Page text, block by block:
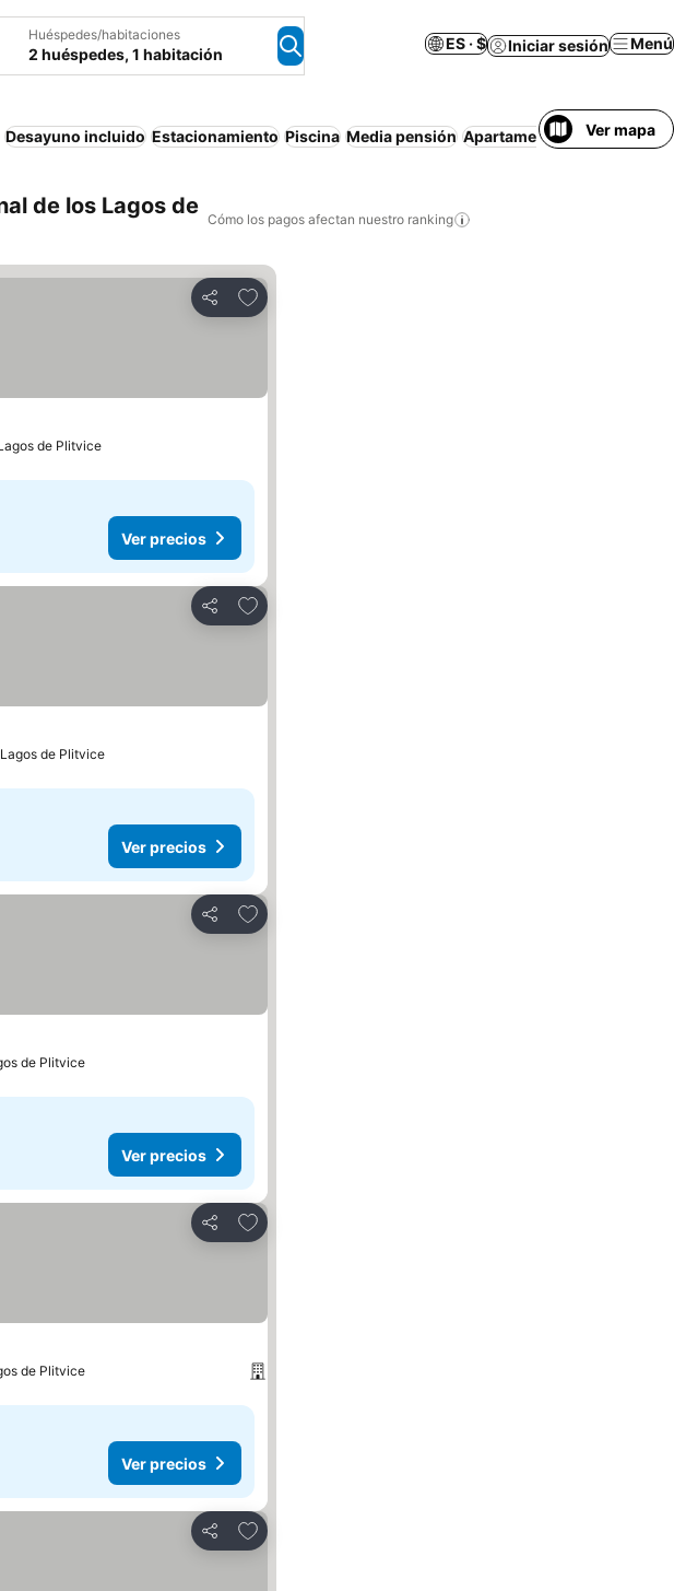
Huéspedes/habitaciones
2 huéspedes, 1 habitación
ES · $ Iniciar sesión Menú
Desayuno incluido Estacionamiento Piscina Media pensión Apartamento amueblado
Ver mapa
de los Lagos de
Cómo los pagos afectan nuestro ranking
Compartir
Agregar a favoritos
de Plitvice
Ver precios
Compartir
Agregar a favoritos
de Plitvice
Ver precios
Compartir
Agregar a favoritos
de Plitvice
Ver precios
Compartir
Agregar a favoritos
de Plitvice
Ver precios
Compartir
Agregar a favoritos